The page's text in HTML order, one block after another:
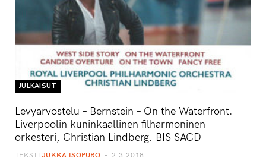
JULKAISUT
Levyarvostelu – Bernstein – On the Waterfront.
Liverpoolin kuninkaallinen filharmoninen
orkesteri, Christian Lindberg. BIS SACD
TEKSTI JUKKA ISOPURO 2.3.2018